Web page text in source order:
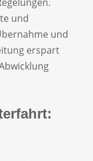
und
und
erspart